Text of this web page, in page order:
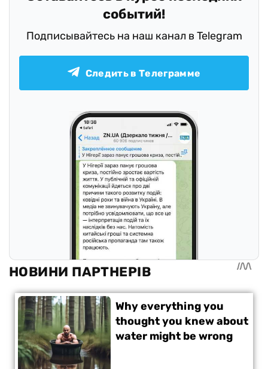
событий!
Подписывайтесь на наш канал в Telegram
Следить в Телеграмме